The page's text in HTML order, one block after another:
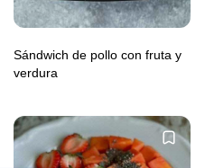
Sándwich de pollo con fruta y
verdura